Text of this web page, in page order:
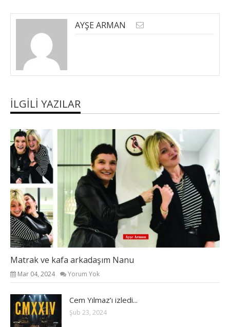
AYŞE ARMAN
İLGILI YAZILAR
Matrak ve kafa arkadaşım Nanu
Mar 04, 2024 Yorum Yok
Cem Yılmaz’ı izledi...
Şub 23, 2024